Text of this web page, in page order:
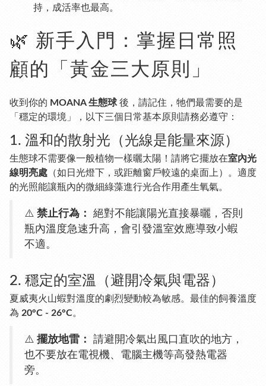
持，成活率也最高。
🌿 新手入門：掌握日常照
顧的「黃金三大原則」
收到你的 MOANA 生態球後，請記住，牠們最需要的是
「穩定的環境」，以下三個日常基本原則請務必遵守：
1. 溫和的散射光（光線是能量來源）
生態球不需要像一般植物一樣曬太陽！請將它擺放在室內光
線明亮處 （如日光燈下，或距離窗戶較遠的桌面上）。適度
的光照能讓瓶內的微細綠藻進行光合作用產生氧氣。
⚠️ 禁止行為：
絕對不能讓陽光直接暴曬，否則
瓶內溫度急速升高，會引發溫室效應導致小蝦
不適。
2. 穩定的室溫（避開冷氣與電器）
夏威夷火山蝦對溫度的劇烈變動較為敏感。最佳的飼養溫度
為 20°C - 26°C。
⚠️ 擺放地雷：
請避開冷氣出風口直吹的地方，
也不要放在電視機、電腦主機等高發熱電器
旁。